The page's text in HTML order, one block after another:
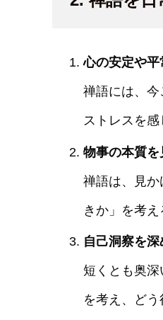
心の安定や
禅語には、
ストレスを感
物事の本質を
禅語は、見
きか」を考
自己洞察を深
短くとも奥
を考え、ど